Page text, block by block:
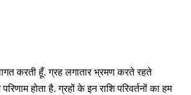
करती हूँ. ग्रह लगातार भ्रमण करते रहते
होता है. ग्रहों के इन राशि परिवर्तनों का हम